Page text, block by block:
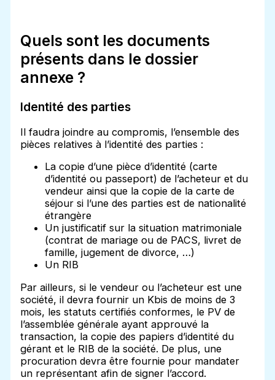
Quels sont les documents
présents dans le dossier
annexe ?
Identité des parties
Il faudra joindre au compromis, l’ensemble des
pièces relatives à l’identité des parties :
La copie d’une pièce d’identité (carte
d’identité ou passeport) de l’acheteur et du
vendeur ainsi que la copie de la carte de
séjour si l’une des parties est de nationalité
étrangère
Un justificatif sur la situation matrimoniale
(contrat de mariage ou de PACS, livret de
famille, jugement de divorce, …)
Un RIB
Par ailleurs, si le vendeur ou l’acheteur est une
société, il devra fournir un Kbis de moins de 3
mois, les statuts certifiés conformes, le PV de
l’assemblée générale ayant approuvé la
transaction, la copie des papiers d’identité du
gérant et le RIB de la société. De plus, une
procuration devra être fournie pour mandater
un représentant afin de signer l’accord.